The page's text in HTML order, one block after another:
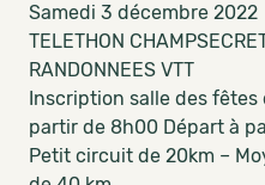
Samedi 3 décembre 2022
TELETHON
RANDONNEES VTT
Inscription salle des fêtes
partir de 8h00 Départ à
Petit circuit de 20km –